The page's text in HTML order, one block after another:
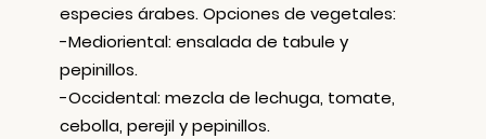
especies árabes. Opciones de vegetales:
-Medioriental: ensalada de tabule y
pepinillos.
-Occidental: mezcla de lechuga, tomate,
cebolla, perejil y pepinillos.